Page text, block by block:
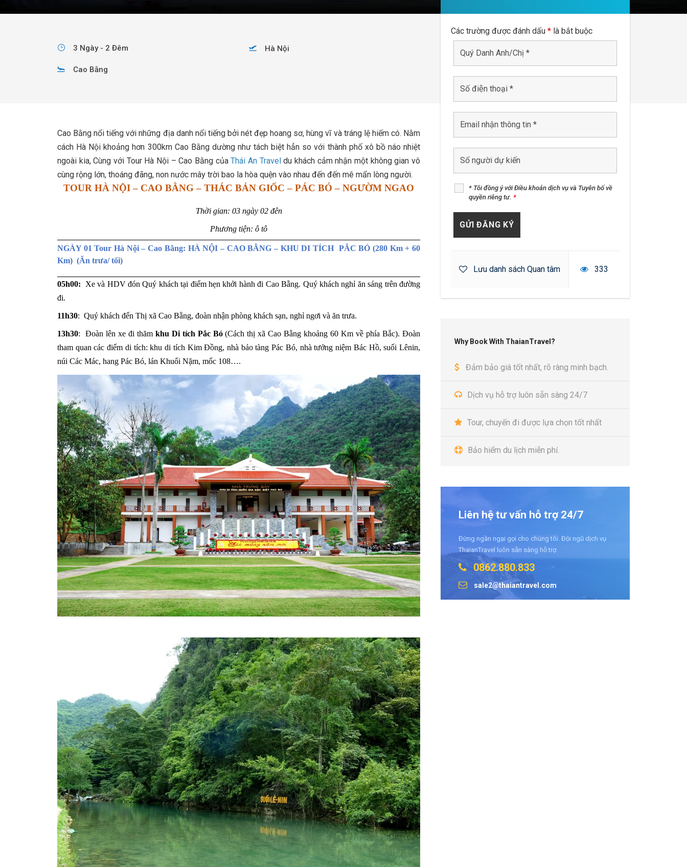
Các trường được đánh dấu * là bắt buộc
* Tôi đồng ý với Điều khoản dịch vụ và Tuyên bố về
quyền riêng tư. *
Lưu danh sách Quan tâm 333
Why Book With ThaianTravel?
Đảm bảo giá tốt nhất, rõ ràng minh bạch.
Dịch vụ hỗ trợ luôn sẵn sàng 24/7
Tour, chuyến đi được lựa chọn tốt nhất
Bảo hiểm du lịch miễn phí.
Liên hệ tư vấn hỗ trợ 24/7
Đừng ngần ngại gọi cho chúng tôi. Đội ngũ dịch vụ
ThaianTravel luôn sẵn sàng hỗ trợ.
0862.880.833
sale2@thaiantravel.com
3 Ngày - 2 Đêm Hà Nội
Cao Bằng
Cao Bằng nổi tiếng với những địa danh nổi tiếng bởi nét đẹp hoang sơ, hùng vĩ và tráng lệ hiếm có. Nằm
cách Hà Nội khoảng hơn 300km Cao Bằng dường như tách biệt hẳn so với thành phố xô bồ náo nhiệt
ngoài kia, Cùng với Tour Hà Nội – Cao Bằng củaThái An Traveldu khách cảm nhận một không gian vô
cùng rộng lớn, thoáng đãng, non nước mây trời bao la hòa quện vào nhau đến đến mê mẩn lòng người.
TOUR HÀ NỘI – CAO BẰNG – THÁC BẢN GIỐC – PÁC BÓ – NGƯỜM NGAO
Thời gian: 03 ngày 02 đên
Phương tiện: ô tô
NGÀY 01 Tour Hà Nội – Cao Bằng: HÀ NỘI – CAO BẰNG – KHU DI TÍCH PẮC BÓ (280 Km + 60
Km) (Ăn trưa/ tối)
05h00: Xe và HDV đón Quý khách tại điểm hẹn khởi hành đi Cao Bằng. Quý khách nghỉ ăn sáng trên đường
đi.
11h30: Quý khách đến Thị xã Cao Bằng, đoàn nhận phòng khách sạn, nghỉ ngơi và ăn trưa.
13h30: Đoàn lên xe đi thăm khu Di tích Pắc Bó(Cách thị xã Cao Bằng khoảng 60 Km về phía Bắc). Đoàn
tham quan các điểm di tích: khu di tích Kim Đồng, nhà bảo tàng Pác Bó, nhà tưởng niệm Bác Hồ, suối Lênin,
núi Các Mác, hang Pác Bó, lán Khuổi Nặm, mốc 108….